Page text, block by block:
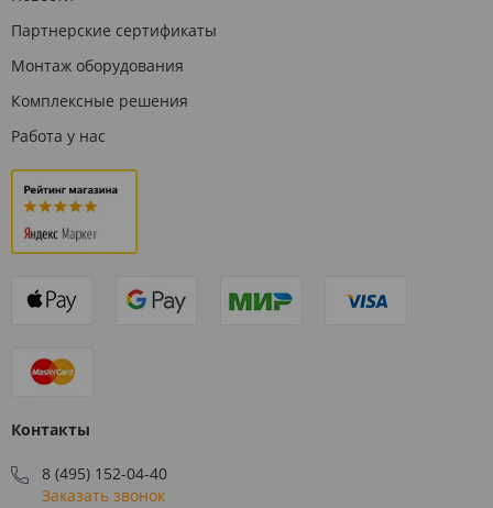
Партнерские сертификаты
Монтаж оборудования
Комплексные решения
Работа у нас
Контакты
8 (495) 152-04-40
Заказать звонок